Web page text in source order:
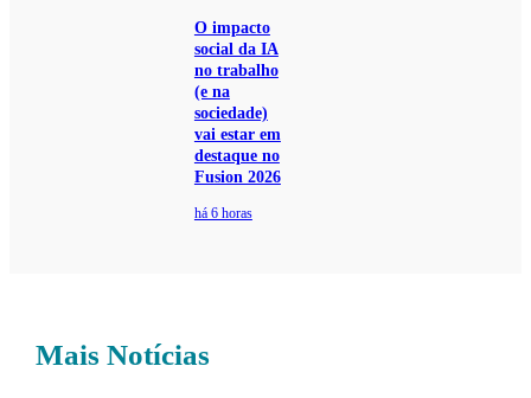
O impacto
social da IA
no trabalho
(e na
sociedade)
vai estar em
destaque no
Fusion 2026
há 6 horas
Mais Notícias